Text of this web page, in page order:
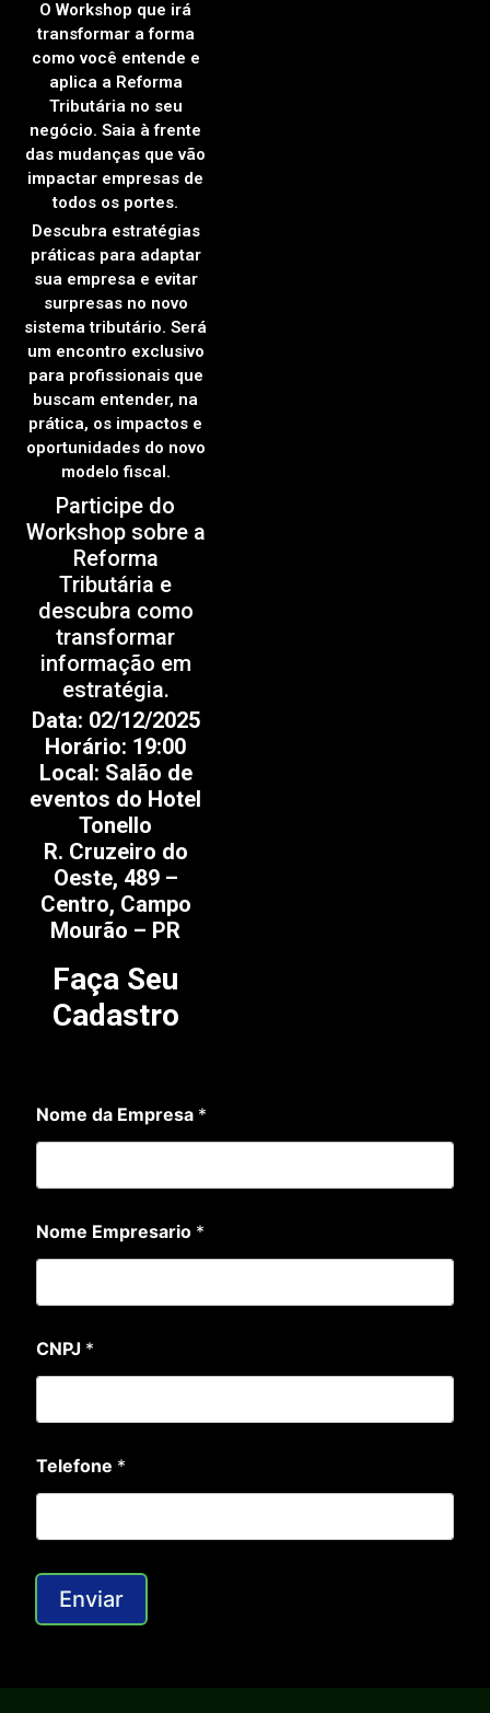
O Workshop que irá
transformar a forma
como você entende e
aplica a Reforma
Tributária no seu
negócio. Saia à frente
das mudanças que vão
impactar empresas de
todos os portes.
Descubra estratégias
práticas para adaptar
sua empresa e evitar
surpresas no novo
sistema tributário. Será
um encontro exclusivo
para profissionais que
buscam entender, na
prática, os impactos e
oportunidades do novo
modelo fiscal.
Participe do
Workshop sobre a
Reforma
Tributária e
descubra como
transformar
informação em
estratégia.
Data: 02/12/2025
Horário: 19:00
Local: Salão de
eventos do Hotel
Tonello
R. Cruzeiro do
Oeste, 489 –
Centro, Campo
Mourão – PR
Faça Seu
Cadastro
Nome da Empresa *
N
P
*
e
l
e
o
e
Nome Empresario *
CNPJ *
Telefone *
Enviar